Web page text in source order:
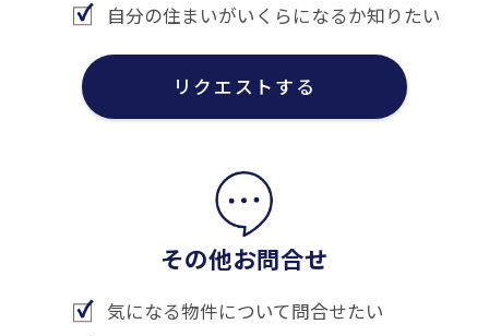
自分の住まいがいくらになるか知りたい
リクエストする
その他お問合せ
気になる物件について問合せたい